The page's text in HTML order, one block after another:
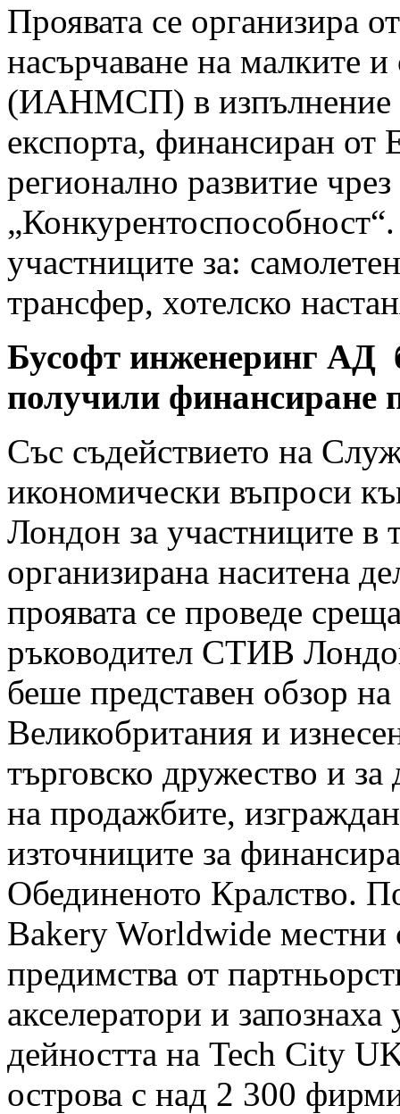
Проявата се организира
насърчаване на малките
(ИАНМСП) в изпълнение
експорта, финансиран от
регионално развитие
участниците за:
трансфер, хотелско
Бусофт инженеринг АД
получили финансиране
Със съдействието на
икономически въпроси
Лондон за участниците в
организирана наситена
проявата се проведе
ръководител СТИВ
беше представен обзор
Великобритания и
търговско дружество и
на продажбите,
източниците за
Обединеното Кралство.
Bakery Worldwide местни
предимства от
акселератори и
дейността на Tech City
острова с над 2 300